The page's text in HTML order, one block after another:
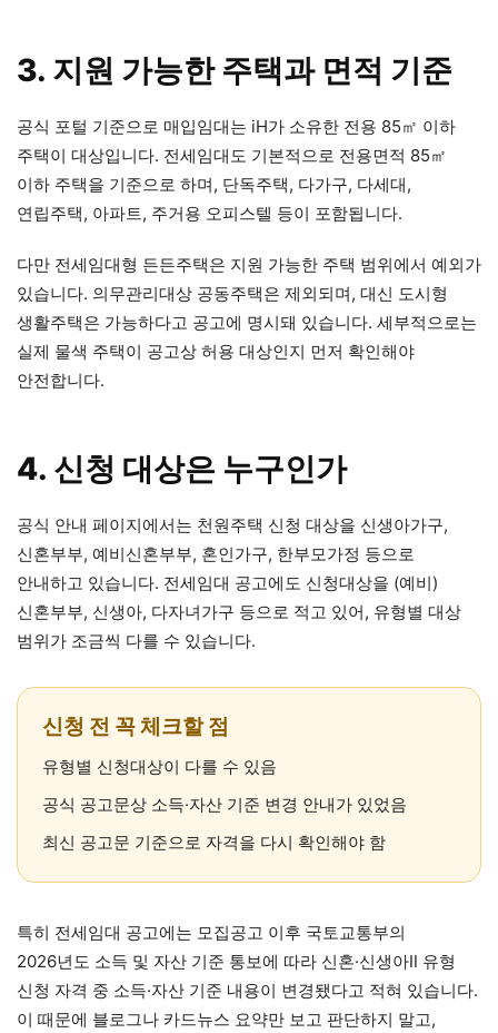
3. 지원 가능한 주택과 면적 기준
공식 포털 기준으로 매입임대는 iH가 소유한 전용 85㎡ 이하
주택이 대상입니다. 전세임대도 기본적으로 전용면적 85㎡
이하 주택을 기준으로 하며, 단독주택, 다가구, 다세대,
연립주택, 아파트, 주거용 오피스텔 등이 포함됩니다.
다만 전세임대형 든든주택은 지원 가능한 주택 범위에서 예외가
있습니다. 의무관리대상 공동주택은 제외되며, 대신 도시형
생활주택은 가능하다고 공고에 명시돼 있습니다. 세부적으로는
실제 물색 주택이 공고상 허용 대상인지 먼저 확인해야
안전합니다.
4. 신청 대상은 누구인가
공식 안내 페이지에서는 천원주택 신청 대상을 신생아가구,
신혼부부, 예비신혼부부, 혼인가구, 한부모가정 등으로
안내하고 있습니다. 전세임대 공고에도 신청대상을 (예비)
신혼부부, 신생아, 다자녀가구 등으로 적고 있어, 유형별 대상
범위가 조금씩 다를 수 있습니다.
신청 전 꼭 체크할 점
유형별 신청대상이 다를 수 있음
공식 공고문상 소득·자산 기준 변경 안내가 있었음
최신 공고문 기준으로 자격을 다시 확인해야 함
특히 전세임대 공고에는 모집공고 이후 국토교통부의
2026년도 소득 및 자산 기준 통보에 따라 신혼·신생아Ⅱ 유형
신청 자격 중 소득·자산 기준 내용이 변경됐다고 적혀 있습니다.
이 때문에 블로그나 카드뉴스 요약만 보고 판단하지 말고,